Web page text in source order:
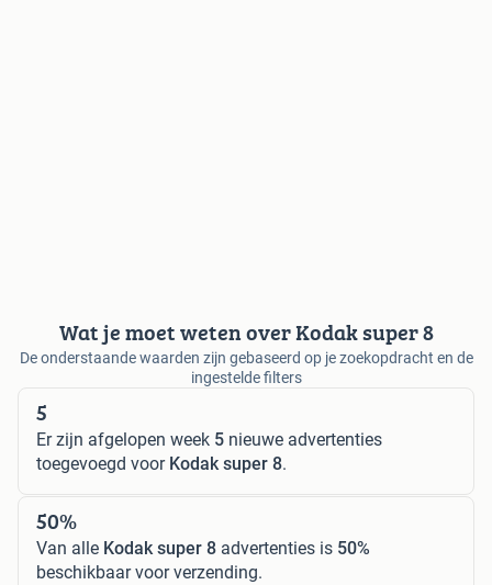
Wat je moet weten over Kodak super 8
De onderstaande waarden zijn gebaseerd op je zoekopdracht en de
ingestelde filters
5
Er zijn afgelopen week 5 nieuwe advertenties
toegevoegd voor Kodak super 8.
50%
Van alle Kodak super 8 advertenties is 50%
beschikbaar voor verzending.